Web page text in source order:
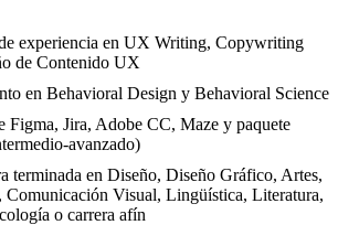
experiencia en UX Writing, Copywriting
de Contenido UX
en Behavioral Design y Behavioral Science
Figma, Jira, Adobe CC, Maze y paquete
avanzado)
terminada en Diseño, Diseño Gráfico, Artes,
Comunicación Visual, Lingüística, Literatura,
o carrera afín